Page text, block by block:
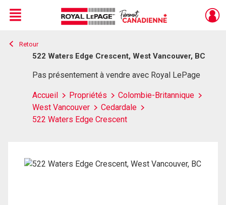
Live
En Direct
Menu
Retour
522 Waters Edge Crescent, West Vancouver, BC
Pas présentement à vendre avec Royal LePage
Accueil Propriétés
Colombie-Britannique
West Vancouver
Cedardale
522 Waters Edge Crescent